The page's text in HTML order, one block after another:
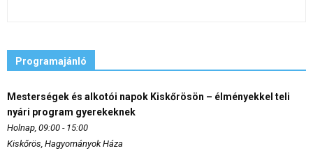
Programajánló
Mesterségek és alkotói napok Kiskőrösön – élményekkel teli
nyári program gyerekeknek
Holnap, 09:00 - 15:00
Kiskőrös, Hagyományok Háza